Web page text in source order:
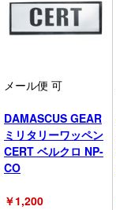
メール便 可
DAMASCUS GEAR
ミリタリーワッペン
CERT ベルクロ NP-
CO
￥1,200